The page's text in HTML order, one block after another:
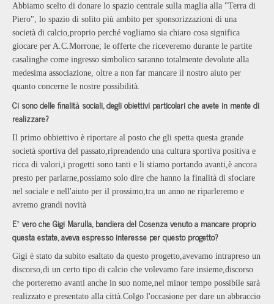
Abbiamo scelto di donare lo spazio centrale sulla maglia alla "Terra di
Piero", lo spazio di solito più ambito per sponsorizzazioni di una
società di calcio,proprio perché vogliamo sia chiaro cosa significa
giocare per A.C.Morrone; le offerte che riceveremo durante le partite
casalinghe come ingresso simbolico saranno totalmente devolute alla
medesima associazione, oltre a non far mancare il nostro aiuto per
quanto concerne le nostre possibilità
Ci sono delle finalità sociali, degli obiettivi particolari che avete in mente di
realizzare?
Il primo obbiettivo è riportare al posto che gli spetta questa grande
società sportiva del passato,riprendendo una cultura sportiva positiva e
ricca di valori,i progetti sono tanti e li stiamo portando avanti, è ancora
presto per parlarne,possiamo solo dire che hanno la finalità di sfociare
nel sociale e nell'aiuto per il prossimo,tra un anno ne riparleremo e
avremo grandi novità
E’ vero che Gigi Marulla, bandiera del Cosenza venuto a mancare proprio
questa estate, aveva espresso interesse per questo progetto?
Gigi è stato da subito esaltato da questo progetto,avevamo intrapreso un
discorso,di un certo tipo di calcio che volevamo fare insieme,discorso
che porteremo avanti anche in suo nome,nel minor tempo possibile sarà
realizzato e presentato alla città .Colgo l'occasione per dare un abbraccio